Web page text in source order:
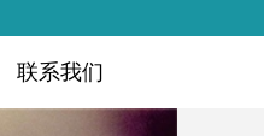
联系我们